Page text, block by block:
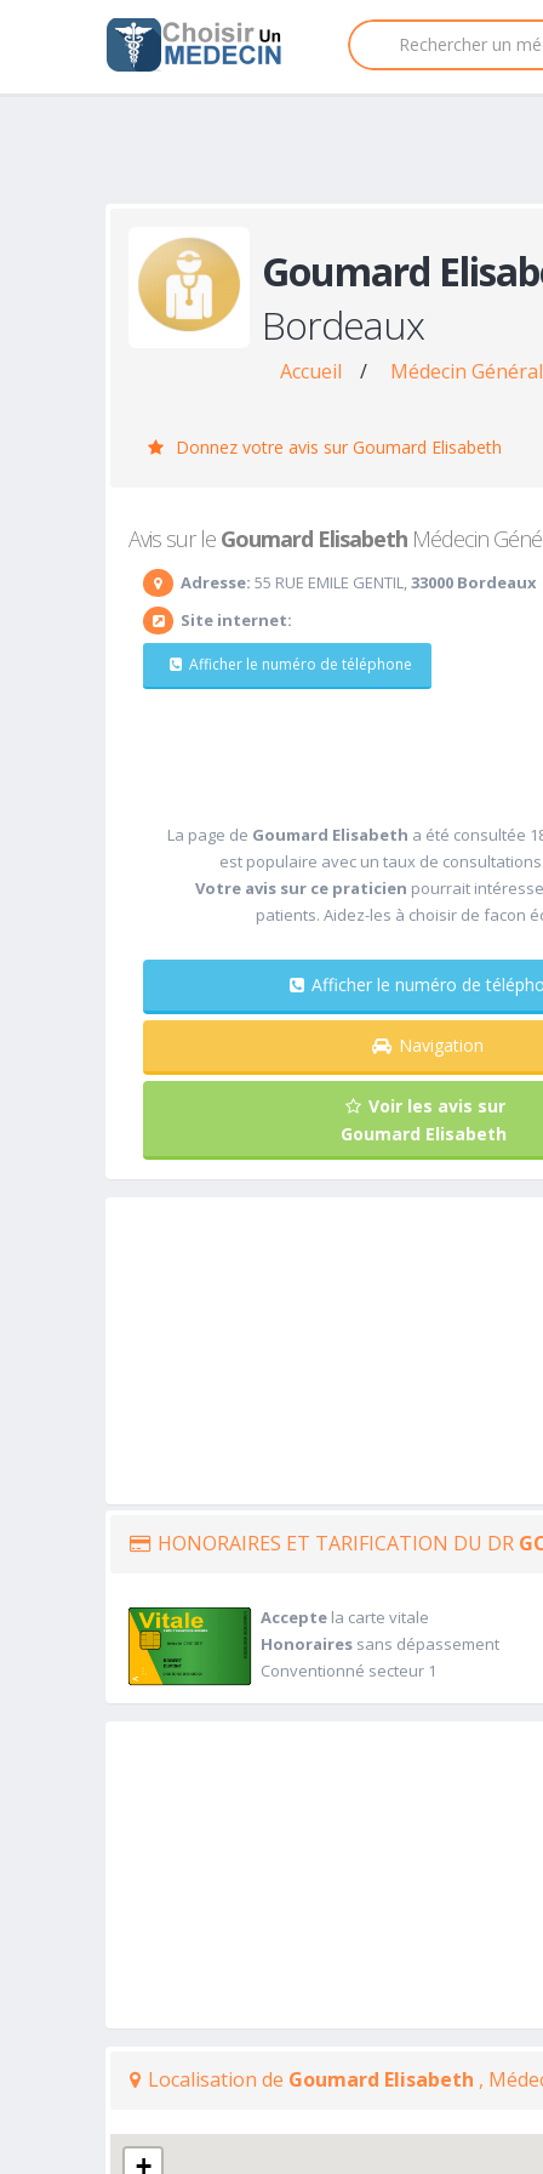
Goumard
Bordeaux
Accueil / Médecin
Donnez votre avis sur Goumard Elisabeth
Avis sur le Goumard Elisabeth Médecin
Adresse: 55 RUE EMILE GENTIL,33000 Bordeaux
Site internet:
Afficher le numéro de téléphone
La page de Goumard Elisabeth a été consultée
est populaire avec un taux de
Votre avis sur ce praticien pourrait
patients. Aidez-les à choisir de facon
Afficher le numéro de
Navigation
Voir les avis sur
Goumard Elisabeth
HONORAIRES ET TARIFICATION DU DR
Acceptela carte vitale
Honorairessans dépassement
Conventionné secteur 1
Localisation de Goumard Elisabeth ,
+